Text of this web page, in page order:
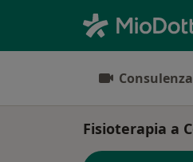
Fisioterapia a